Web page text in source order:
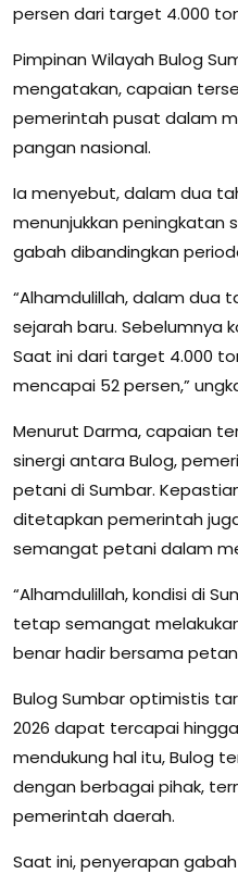
persen dari target 4.000
Pimpinan Wilayah Bulog
mengatakan, capaian
pemerintah pusat dalam
pangan nasional.
Ia menyebut, dalam dua
menunjukkan peningkatan
gabah dibandingkan
“Alhamdulillah, dalam dua
sejarah baru. Sebelumnya
Saat ini dari target 4.000
mencapai 52 persen,”
Menurut Darma, capaian
sinergi antara Bulog,
petani di Sumbar.
ditetapkan pemerintah
semangat petani dalam
“Alhamdulillah, kondisi di
tetap semangat
benar hadir bersama
Bulog Sumbar optimistis
2026 dapat tercapai
mendukung hal itu, Bulog
dengan berbagai pihak,
pemerintah daerah.
Saat ini, penyerapan